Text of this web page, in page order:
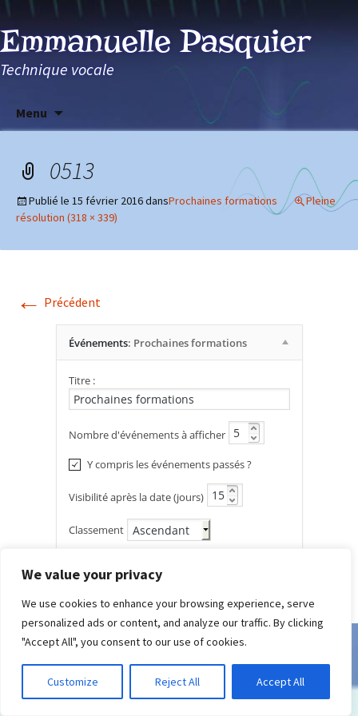
We value your privacy
We use cookies to enhance your browsing experience, serve
personalized ads or content, and analyze our traffic. By clicking
"Accept All", you consent to our use of cookies.
Customize Reject All Accept All
Emmanuelle Pasquier
Technique vocale
Menu
0513
Publié le 15 février 2016dansProchaines formations
Pleine
résolution (318 × 339)
← Précédent